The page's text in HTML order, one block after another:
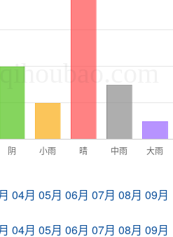
04月 05月 06月 07月 08月 09月
04月 05月 06月 07月 08月 09月